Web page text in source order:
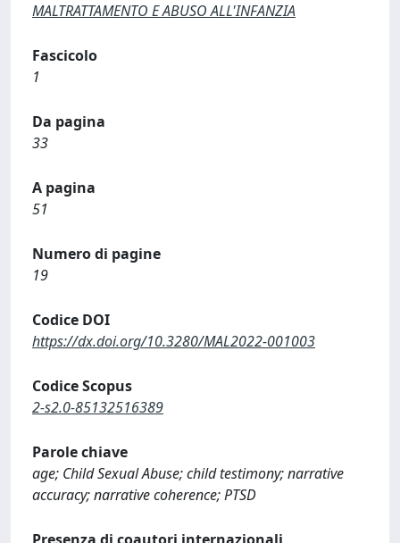
MALTRATTAMENTO E ABUSO ALL'INFANZIA
Fascicolo
1
Da pagina
33
A pagina
51
Numero di pagine
19
Codice DOI
https://dx.doi.org/10.3280/MAL2022-001003
Codice Scopus
2-s2.0-85132516389
Parole chiave
age; Child Sexual Abuse; child testimony; narrative
accuracy; narrative coherence; PTSD